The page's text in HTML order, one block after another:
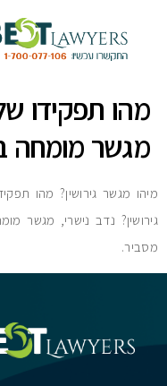
מהו תפקידו
מגשר מומחה
מיהו מגשר גירושין? מהו
גירושין? נדב נישרי, מגשר
מסביר.